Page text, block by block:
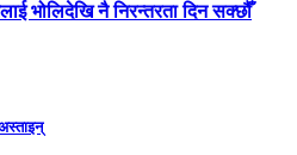
भोलिदेखि नै निरन्तरता दिन सक्छौँ